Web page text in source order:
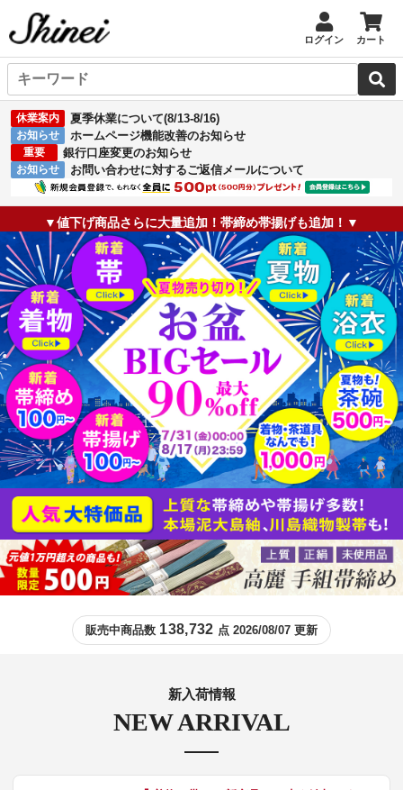
ログイン カート
休業案内 夏季休業について(8/13-8/16)
お知らせ ホームページ機能改善のお知らせ
重要 銀行口座変更のお知らせ
お知らせ お問い合わせに対するご返信メールについて
▼値下げ商品さらに大量追加！帯締め帯揚げも追加！▼
販売中商品数 138,732 点 2026/08/07 更新
NEW ARRIVAL
新入荷情報